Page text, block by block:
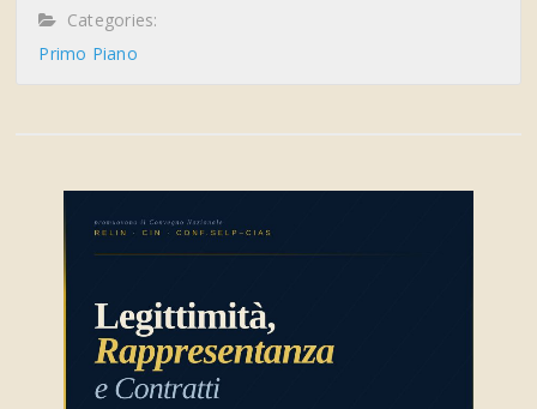
Categories:
Primo Piano